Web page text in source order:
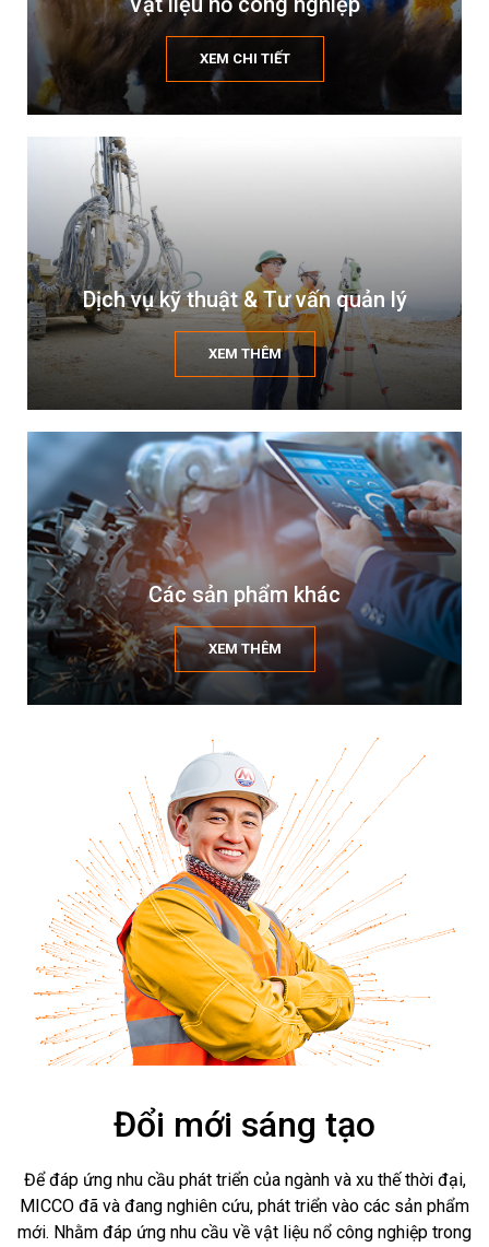
XEM CHI TIẾT
Dịch vụ kỹ thuật & Tư vấn quản lý
XEM THÊM
Các sản phẩm khác
XEM THÊM
Đổi mới sáng tạo
Để đáp ứng nhu cầu phát triển của ngành và xu thế thời đại,
MICCO đã và đang nghiên cứu, phát triển vào các sản phẩm
mới. Nhằm đáp ứng nhu cầu về vật liệu nổ công nghiệp trong